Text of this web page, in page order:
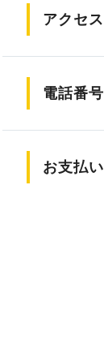
アクセス
電話番号
お支払い